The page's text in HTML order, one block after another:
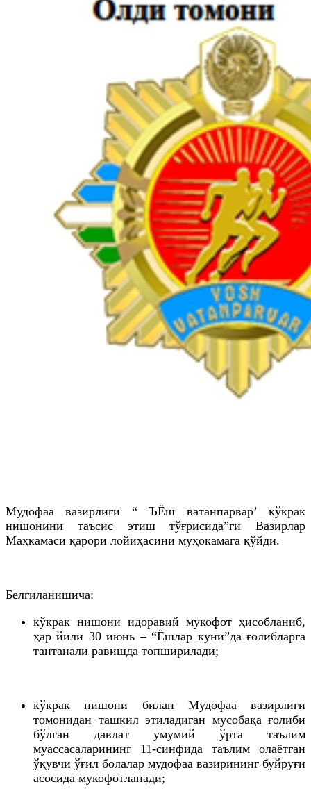
Мудофаа вазирлиги “ ЪЁш ватанпарварʼ кўкрак
нишонини таъсис этиш тўғрисида”ги Вазирлар
Маҳкамаси қарори лойиҳасини муҳокамага қўйди.
Белгиланишича:
кўкрак нишони идоравий мукофот ҳисобланиб,
ҳар йили 30 июнь – “Ёшлар куни”да ғолибларга
тантанали равишда топширилади;
кўкрак нишони билан Мудофаа вазирлиги
томонидан ташкил этиладиган мусобақа ғолиби
бўлган давлат умумий ўрта таълим
муассасаларининг 11-синфида таълим олаётган
ўқувчи ўғил болалар мудофаа вазирининг буйруғи
асосида мукофотланади;